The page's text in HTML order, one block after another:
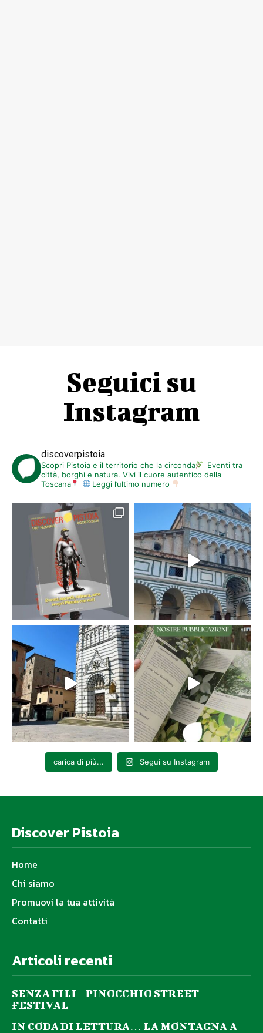
Seguici su
Instagram
discoverpistoia
Scopri Pistoia e il territorio che la circonda
Eventi tra
città, borghi e natura. Vivi il cuore autentico della
Toscana
Leggi l’ultimo numero
carica di più... Segui su Instagram
Discover Pistoia
Home
Chi siamo
Promuovi la tua attività
Contatti
Articoli recenti
SENZA FILI – PINOCCHIO STREET
FESTIVAL
IN CODA DI LETTURA… LA MONTAGNA A